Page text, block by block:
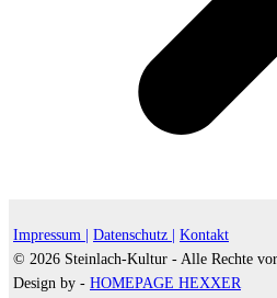
Impressum | Datenschutz |
Kontakt
© 2026 Steinlach-Kultur - Alle Rechte
Design by - HOMEPAGE HEXXER